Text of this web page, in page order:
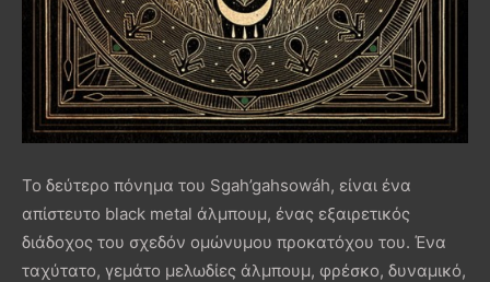
Το δεύτερο πόνημα του Sgah’gahsowáh, είναι ένα
απίστευτο black metal άλμπουμ, ένας εξαιρετικός
διάδοχος του σχεδόν ομώνυμου προκατόχου του. Ένα
ταχύτατο, γεμάτο μελωδίες άλμπουμ, φρέσκο, δυναμικό,